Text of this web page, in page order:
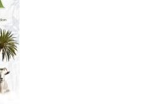
PEDOMAN MEDIA SIBER
INFO IKLAN
- ALL RIGHTS RESERVED